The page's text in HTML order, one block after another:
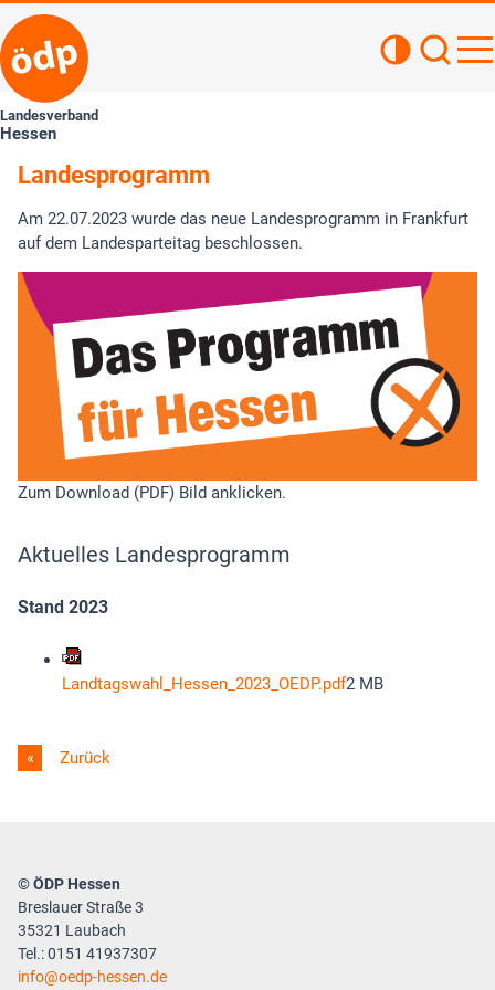
Landesverband
Hessen
Landesprogramm
Am 22.07.2023 wurde das neue Landesprogramm in Frankfurt
auf dem Landesparteitag beschlossen.
Zum Download (PDF) Bild anklicken.
Aktuelles Landesprogramm
Stand 2023
Landtagswahl_Hessen_2023_OEDP.pdf2 MB
Zurück
© ÖDP Hessen
Breslauer Straße 3
35321 Laubach
Tel.: 0151 41937307
info
oedp-hessen.de